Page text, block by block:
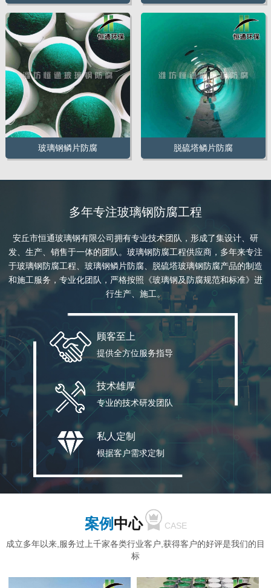
玻璃钢鳞片防腐 脱硫塔鳞片防腐
多年专注玻璃钢防腐工程
安丘市恒通玻璃钢有限公司拥有专业技术团队，形成了集设计、研
发、生产、销售于一体的团队。玻璃钢防腐工程供应商，多年来专注
于玻璃钢防腐工程、玻璃钢鳞片防腐、脱硫塔玻璃钢防腐产品的制造
和施工服务，专业化团队，严格按照《玻璃钢及防腐规范和标准》进
行生产、施工。
顾客至上
提供全方位服务指导
技术雄厚
专业的技术研发团队
私人定制
根据客户需求定制
案例中心
CASE
成立多年以来,服务过上千家各类行业客户,获得客户的好评是我们的目
标